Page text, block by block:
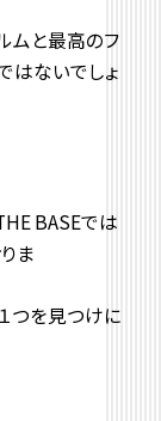
ムと最高のフ
はないでしょ
BASEでは
ま
つを見つけに